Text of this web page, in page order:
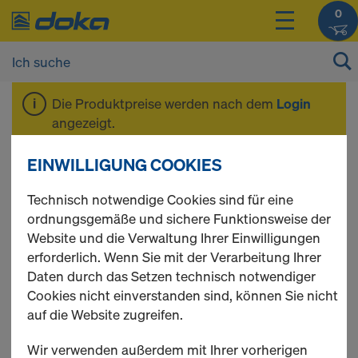
0
Die Produktpreise werden nach dem Login
angezeigt.
Xface-Platte
2 Produkte gefunden
Meist gesucht
Xface-Platte 21mm
EINWILLIGUNG COOKIES
Technisch notwendige Cookies sind für eine
ordnungsgemäße und sichere Funktionsweise der
Website und die Verwaltung Ihrer Einwilligungen
erforderlich. Wenn Sie mit der Verarbeitung Ihrer
Daten durch das Setzen technisch notwendiger
Cookies nicht einverstanden sind, können Sie nicht
auf die Website zugreifen.
Wir verwenden außerdem mit Ihrer vorherigen